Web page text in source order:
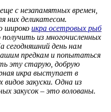
с незапамятных времен,
них деликатесом.
широко икра осетровых рыб
из многочисленных
сегодняшний день нам
предкам и попытаться
эту старую, добрую
икра выступает в
видов закуски. Одна из
закусок – это волованы.